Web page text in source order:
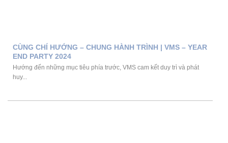
CÙNG CHÍ HƯỚNG – CHUNG HÀNH TRÌNH | VMS – YEAR
END PARTY 2024
Hướng đến những mục tiêu phía trước, VMS cam kết duy trì và phát
huy...